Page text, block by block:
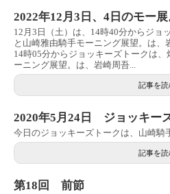
2022年12月3日、4日のモー
12月3日（土）は、14時40分からジョ
と山崎雅由騎手モーニング展望。は、
14時05分からジョッキーズトークは
ーニング展望。は、岩崎周吾...
記事を読
2020年5月24日 ジョッキー
今日のジョッキーズトークは、山崎騎
記事を読
第18回 前節